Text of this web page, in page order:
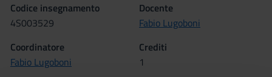
Codice insegnamento
4S003529
Docente
Fabio Lugoboni
Coordinatore
Fabio Lugoboni
Crediti
1